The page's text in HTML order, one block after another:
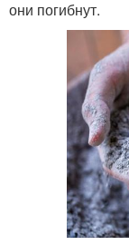
они погибнут.